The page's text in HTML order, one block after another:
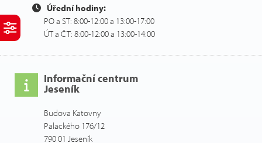
Úřední hodiny:
PO a ST: 8:00-12:00 a 13:00-17:00
ÚT a ČT: 8:00-12:00 a 13:00-14:00
Informační centrum
Jeseník
Budova Katovny
Palackého 176/12
790 01 Jeseník